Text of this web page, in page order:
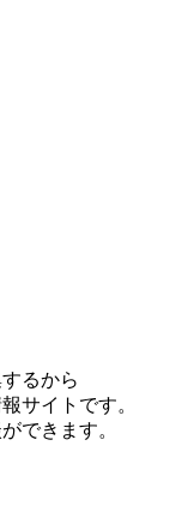
るから
サイトです。
できます。